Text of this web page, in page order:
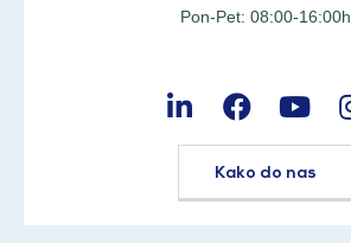
Pon-Pet: 08:00-16:00h
Kako do nas